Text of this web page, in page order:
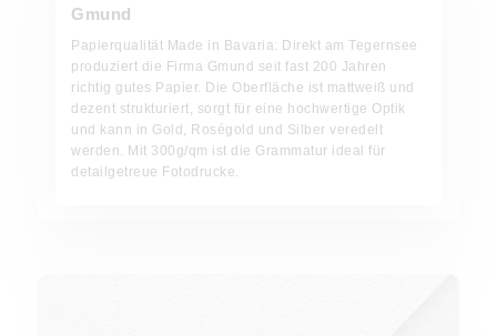
Gmund
Papierqualität Made in Bavaria: Direkt am Tegernsee
produziert die Firma Gmund seit fast 200 Jahren
richtig gutes Papier. Die Oberfläche ist mattweiß und
dezent strukturiert, sorgt für eine hochwertige Optik
und kann in Gold, Roségold und Silber veredelt
werden. Mit 300g/qm ist die Grammatur ideal für
detailgetreue Fotodrucke.